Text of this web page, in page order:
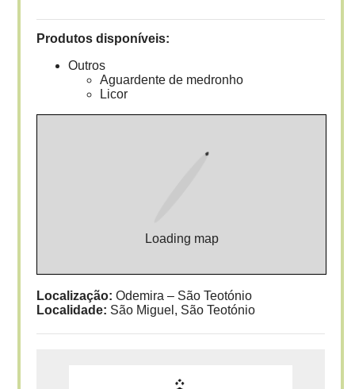
Produtos disponíveis:
Outros
Aguardente de medronho
Licor
Loading map
Localização: Odemira – São Teotónio
Localidade: São Miguel, São Teotónio